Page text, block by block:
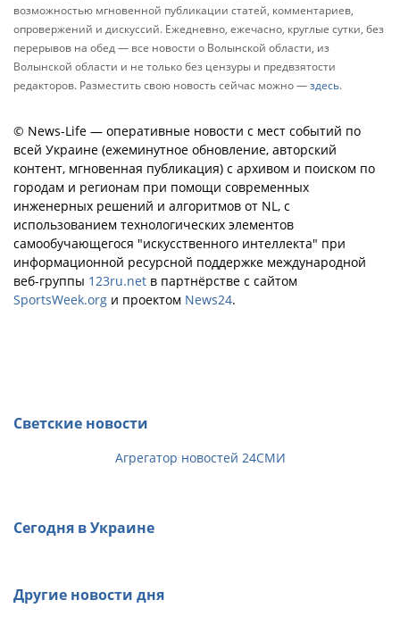
возможностью мгновенной публикации статей, комментариев,
опровержений и дискуссий. Ежедневно, ежечасно, круглые сутки, без
перерывов на обед — все новости о Волынской области, из
Волынской области и не только без цензуры и предвзятости
редакторов. Разместить свою новость сейчас можно —здесь.
© News-Life — оперативные новости с мест событий по
всей Украине (ежеминутное обновление, авторский
контент, мгновенная публикация) с архивом и поиском по
городам и регионам при помощи современных
инженерных решений и алгоритмов от NL, с
использованием технологических элементов
самообучающегося "искусственного интеллекта" при
информационной ресурсной поддержке международной
веб-группы 123ru.net в партнёрстве с сайтом
SportsWeek.org и проектом News24.
Светские новости
Агрегатор новостей 24СМИ
Сегодня в Украине
Другие новости дня